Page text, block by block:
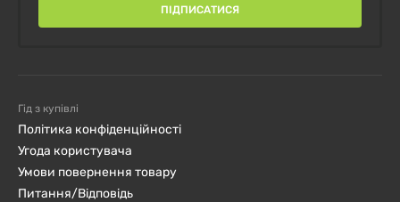
ПІДПИСАТИСЯ
Гід з купівлі
Політика конфіденційності
Угода користувача
Умови повернення товару
Питання/Відповідь